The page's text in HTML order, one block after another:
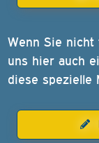
Wenn Sie nicht
uns hier auch
diese spezielle